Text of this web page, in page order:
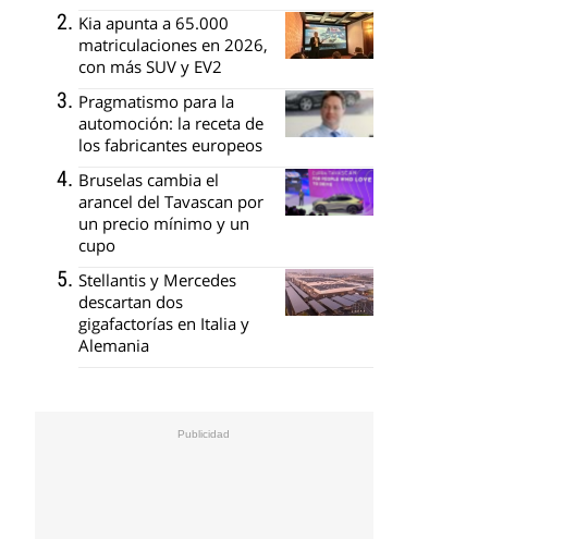
Kia apunta a 65.000
matriculaciones en 2026,
con más SUV y EV2
Pragmatismo para la
automoción: la receta de
los fabricantes europeos
Bruselas cambia el
arancel del Tavascan por
un precio mínimo y un
cupo
Stellantis y Mercedes
descartan dos
gigafactorías en Italia y
Alemania